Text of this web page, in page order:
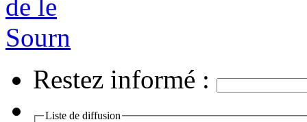
Restez informé :
Liste de diffusion